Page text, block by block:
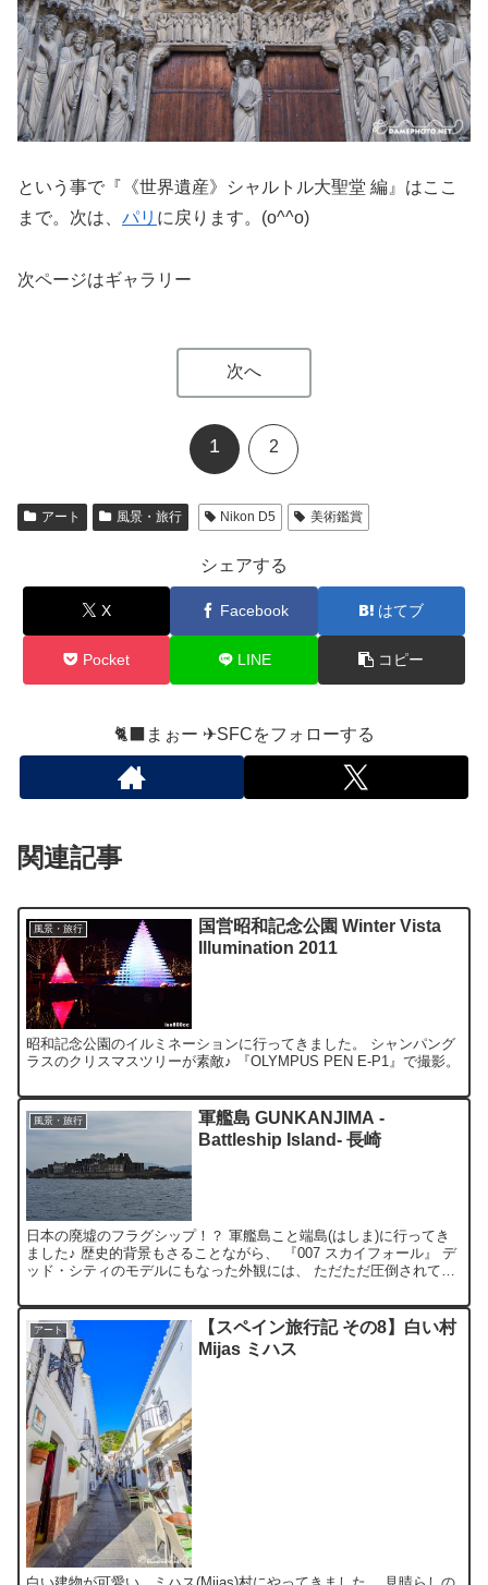
という事で『《世界遺産》シャルトル大聖堂 編』はここ
まで。次は、 パリ に戻ります。(o^^o)
次ページはギャラリー
次へ
1 2
アート 風景・旅行 Nikon D5 美術鑑賞
シェアする
X Facebook はてブ
Pocket LINE コピー
🐈‍⬛まぉー ✈︎SFCをフォローする
関連記事
風景・旅行
国営昭和記念公園 Winter Vista
Illumination 2011
昭和記念公園のイルミネーションに行ってきました。 シャンパング
ラスのクリスマスツリーが素敵♪ 『OLYMPUS PEN E-P1』で撮影。
風景・旅行
軍艦島 GUNKANJIMA -
Battleship Island- 長崎
日本の廃墟のフラグシップ！？ 軍艦島こと端島(はしま)に行ってき
ました♪ 歴史的背景もさることながら、 『007 スカイフォール』 デ
ッド・シティのモデルにもなった外観には、 ただただ圧倒されてし
アート
【スペイン旅行記 その8】白い村
Mijas ミハス